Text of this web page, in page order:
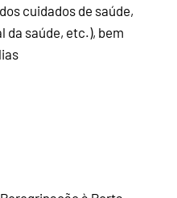
cuidados de saúde,
da saúde, etc.), bem